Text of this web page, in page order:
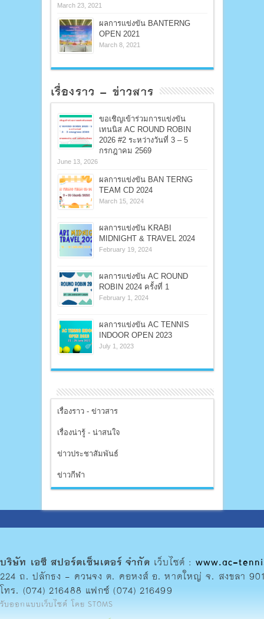
March 23, 2021
ผลการแข่งขัน BANTERNG
OPEN 2021
March 8, 2021
เรื่องราว – ข่าวสาร
ขอเชิญเข้าร่วมการแข่งขัน
เทนนิส AC ROUND ROBIN
2026 #2 ระหว่างวันที่ 3 – 5
กรกฎาคม 2569
June 13, 2026
ผลการแข่งขัน BAN TERNG
TEAM CD 2024
March 15, 2024
ผลการแข่งขัน KRABI
MIDNIGHT & TRAVEL 2024
February 19, 2024
ผลการแข่งขัน AC ROUND
ROBIN 2024 ครั้งที่ 1
February 1, 2024
ผลการแข่งขัน AC TENNIS
INDOOR OPEN 2023
July 1, 2023
เรื่องราว - ข่าวสาร
เรื่องน่ารู้ - น่าสนใจ
ข่าวประชาสัมพันธ์
ข่าวกีฬา
บริษัท เอซี สปอร์ตเซ็นเตอร์ จำกัด เว็บไซต์ : www.ac-
224 ถ. ปลักธง - ควนจง ต. คอหงส์ อ. หาดใหญ่ จ. สงขลา
โทร. (074) 216488 แฟกซ์ (074) 216499
รับออกแบบเว็บไซต์ โดย STOMS